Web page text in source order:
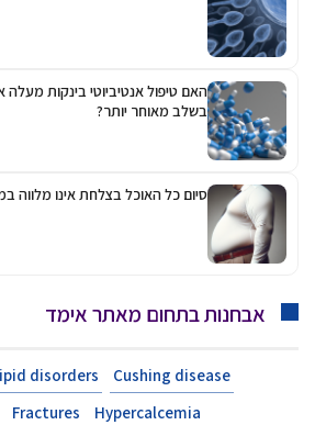
האם טיפול אנטיביוטי בינקות
בשלב מאוחר יותר?
סיום כל האוכל בצלחת אינו מלווה
אבחנות בתחום מאתר אימד
disorders
Cushing disease
Fractures
Hypercalcemia